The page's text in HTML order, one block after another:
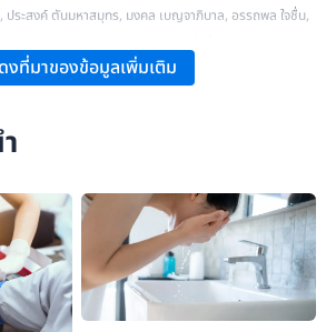
ระสงค์ ตันมหาสมุทร, มงคล เบญจาภิบาล, อรรถพล ใจชื่น,
ยา คณะแพทยศาสตร์ศิริราชพยาบาล มหาวิทยาลัยมหิดล.
ใหม่: ภาควิชาสูติศาสตร์และนรีเวชวิทยา คณะแพทยศาสตร์
TC, Barile G, & Novak E:Berek & Novak’s
Philadelphia: Wolters Kluwer Health/Lippincott
งที่มาของข้อมูลเพิ่มเติม